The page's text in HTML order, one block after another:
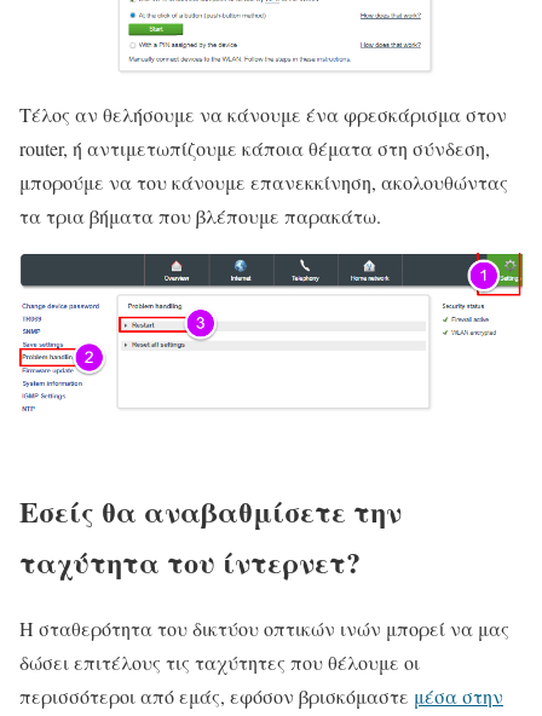
Τέλος αν θελήσουμε να κάνουμε ένα φρεσκάρισμα στον
router, ή αντιμετωπίζουμε κάποια θέματα στη σύνδεση,
μπορούμε να του κάνουμε επανεκκίνηση, ακολουθώντας
τα τρια βήματα που βλέπουμε παρακάτω.
Εσείς θα αναβαθμίσετε την
ταχύτητα του ίντερνετ?
Η σταθερότητα του δικτύου οπτικών ινών μπορεί να μας
δώσει επιτέλους τις ταχύτητες που θέλουμε οι
περισσότεροι από εμάς, εφόσον βρισκόμαστε μέσα στην